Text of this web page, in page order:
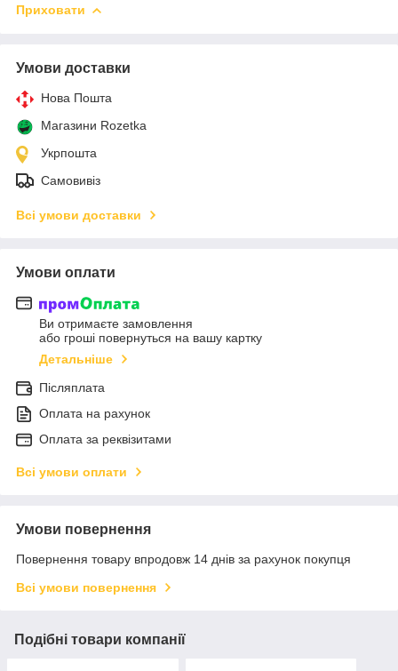
Приховати
Умови доставки
Нова Пошта
Магазини Rozetka
Укрпошта
Самовивіз
Всі умови доставки
Умови оплати
Ви отримаєте замовлення
або гроші повернуться на вашу картку
Детальніше
Післяплата
Оплата на рахунок
Оплата за реквізитами
Всі умови оплати
Умови повернення
Повернення товару впродовж 14 днів за рахунок покупця
Всі умови повернення
Подібні товари компанії